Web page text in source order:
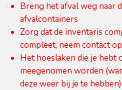
Breng het afval weg naar
afvalcontainers
Zorg dat de inventaris
compleet, neem contact
Het hoeslaken die je hebt
meegenomen worden
deze weer bij je te hebben)